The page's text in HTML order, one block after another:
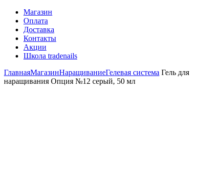
Магазин
Оплата
Доставка
Контакты
Акции
Школа tradenails
ГлавнаяМагазинНаращиваниеГелевая система Гель для
наращивания Опция №12 серый, 50 мл